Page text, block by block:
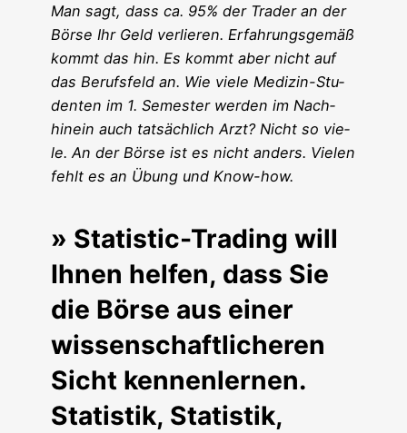
Man sagt, dass ca. 95% der Trader an der
Bör­se Ihr Geld ver­lie­ren. Erfah­rungs­ge­mäß
kommt das hin. Es kommt aber nicht auf
das Berufs­feld an. Wie vie­le Medi­zin-Stu­
den­ten im 1. Semes­ter wer­den im Nach­
hin­ein auch tat­säch­lich Arzt? Nicht so vie­
le. An der Bör­se ist es nicht anders. Vie­len
fehlt es an Übung und Know-how.
» Statistic-Trading will
Ihnen helfen, dass Sie
die Börse aus einer
wissenschaftlicheren
Sicht kennenlernen.
Statistik, Statistik,